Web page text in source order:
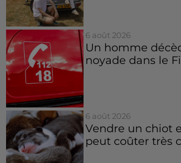
6 août 2026
Un homme
noyade dans le
6 août 2026
Vendre un chiot
peut coûter très